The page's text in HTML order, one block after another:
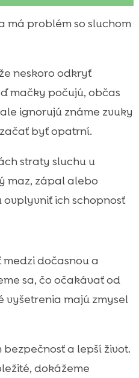
a prečo je taký
mačiek: kedy ide o
problém
u mačiek, s
hluchota u mačiek
a ako im
varovné signály,
čakať
pri
nepočuje:
ktoré podporujú
citlivých mačkách)
má problém so sluchom
neskoro odkryť
mačky počujú, občas
ignorujú známe zvuky
byť opatrní.
straty sluchu u
maz, zápal alebo
ich schopnosť
dočasnou a
sa, čo očakávať od
vyšetrenia majú zmysel
a lepší život.
dokážeme